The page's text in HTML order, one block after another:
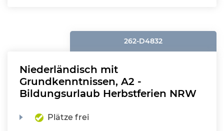
262-D4832
Niederländisch mit
Grundkenntnissen, A2 -
Bildungsurlaub Herbstferien NRW
Plätze frei